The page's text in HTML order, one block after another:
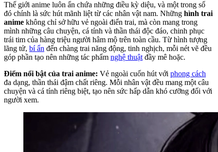
Thế giới anime luôn ẩn chứa những điều kỳ diệu, và một trong số
đó chính là sức hút mãnh liệt từ các nhân vật nam. Những hình trai
anime không chỉ sở hữu vẻ ngoài điển trai, mà còn mang trong
mình những câu chuyện, cá tính và thần thái độc đáo, chinh phục
trái tim của hàng triệu người hâm mộ trên toàn cầu. Từ hình tượng
lãng tử, bí ẩn đến chàng trai năng động, tinh nghịch, mỗi nét vẽ đều
góp phần tạo nên những tác phẩm nghệ thuậtđầy mê hoặc.
Điểm nổi bật của trai anime: Vẻ ngoài cuốn hút với phong cách
đa dạng, thần thái đậm chất riêng. Mỗi nhân vật đều mang một câu
chuyện và cá tính riêng biệt, tạo nên sức hấp dẫn khó cưỡng đối với
người xem.